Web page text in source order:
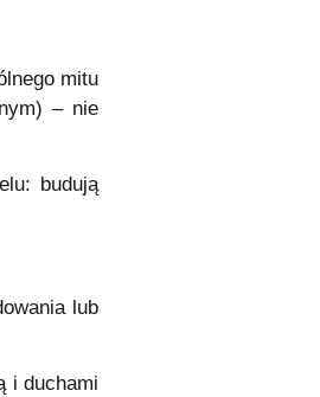
mitu
– nie
budują
lub
i duchami